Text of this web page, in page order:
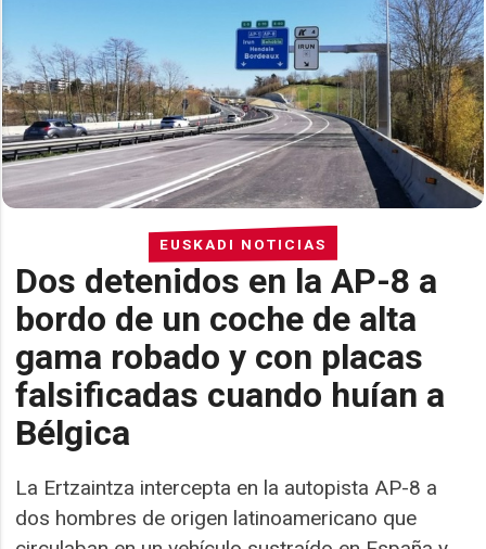
EUSKADI NOTICIAS
Dos detenidos en la AP-8 a
bordo de un coche de alta
gama robado y con placas
falsificadas cuando huían a
Bélgica
La Ertzaintza intercepta en la autopista AP-8 a
dos hombres de origen latinoamericano que